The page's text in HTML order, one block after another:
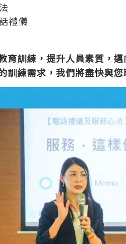
禮儀
育訓練，提升人員素質，
訓練需求，我們將盡快與您